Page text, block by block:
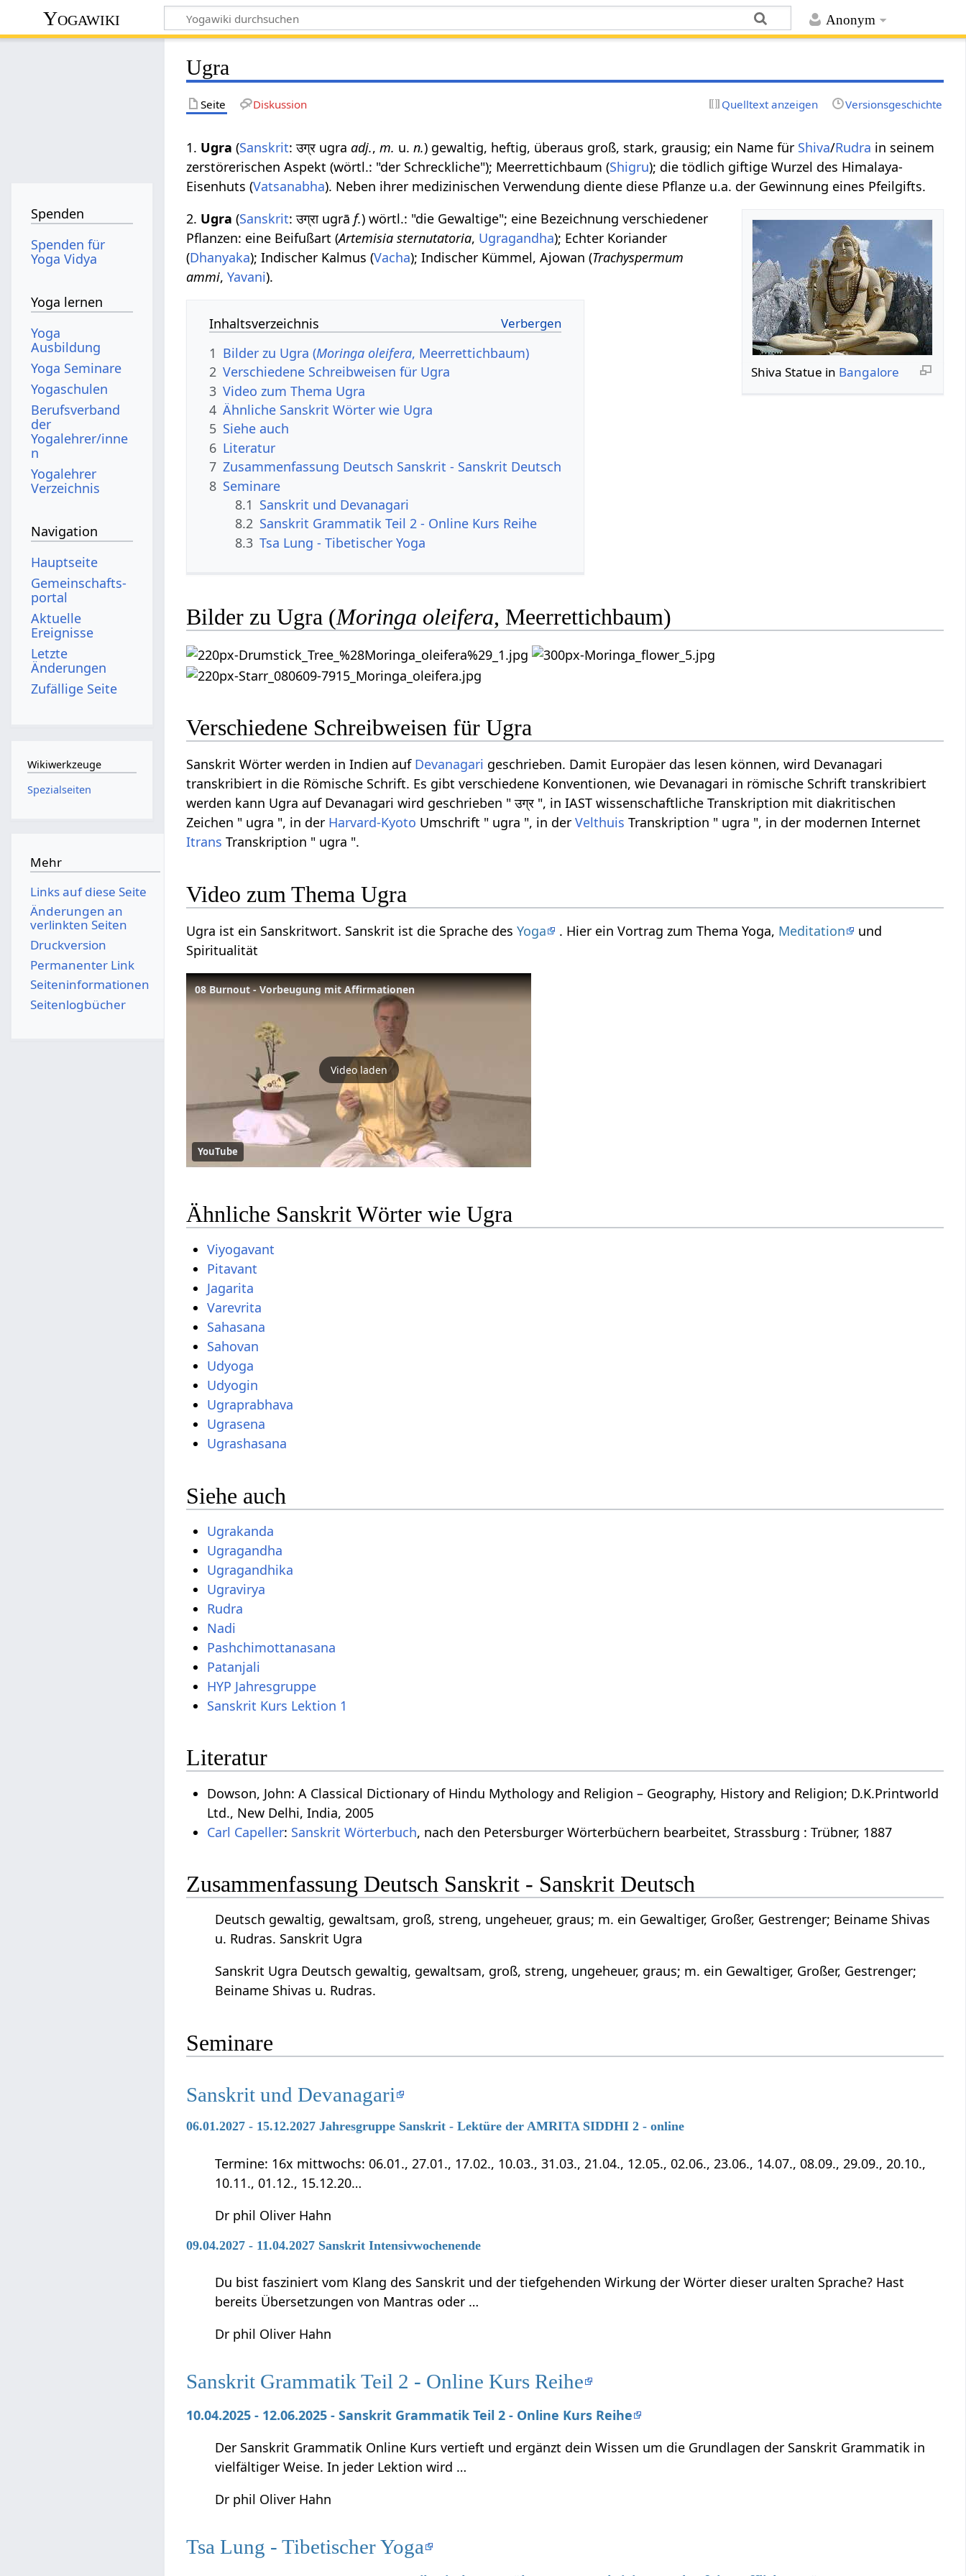
Anonym
Yogawiki
Ugra
Seite Diskussion Quelltext anzeigen Versionsgeschichte
1. Ugra (Sanskrit: उग्र ugraadj.,m. u.n.) gewaltig, heftig, überaus groß, stark, grausig; ein Name für Shiva/Rudra in seinem
zerstörerischen Aspekt (wörtl.: "der Schreckliche"); Meerrettichbaum (Shigru); die tödlich giftige Wurzel des Himalaya-
Eisenhuts (Vatsanabha). Neben ihrer medizinischen Verwendung diente diese Pflanze u.a. der Gewinnung eines Pfeilgifts.
Shiva Statue in Bangalore
2. Ugra (Sanskrit: उग्रा ugrā f.) wörtl.: "die Gewaltige"; eine Bezeichnung verschiedener
Pflanzen: eine Beifußart (Artemisia sternutatoria, Ugragandha); Echter Koriander
(Dhanyaka); Indischer Kalmus (Vacha); Indischer Kümmel, Ajowan (Trachyspermum
ammi,Yavani).
Inhaltsverzeichnis
1 Bilder zu Ugra (Moringa oleifera, Meerrettichbaum)
2 Verschiedene Schreibweisen für Ugra
3 Video zum Thema Ugra
4 Ähnliche Sanskrit Wörter wie Ugra
5 Siehe auch
6 Literatur
7 Zusammenfassung Deutsch Sanskrit - Sanskrit Deutsch
8 Seminare
8.1 Sanskrit und Devanagari
8.2 Sanskrit Grammatik Teil 2 - Online Kurs Reihe
8.3 Tsa Lung - Tibetischer Yoga
Bilder zu Ugra (Moringa oleifera, Meerrettichbaum)
Verschiedene Schreibweisen für Ugra
Sanskrit Wörter werden in Indien auf Devanagari geschrieben. Damit Europäer das lesen können, wird Devanagari
transkribiert in die Römische Schrift. Es gibt verschiedene Konventionen, wie Devanagari in römische Schrift transkribiert
werden kann Ugra auf Devanagari wird geschrieben " उग्र ", in IAST wissenschaftliche Transkription mit diakritischen
Zeichen " ugra ", in der Harvard-Kyoto Umschrift " ugra ", in derVelthuis Transkription " ugra ", in der modernen Internet
Itrans Transkription " ugra ".
Video zum Thema Ugra
Ugra ist ein Sanskritwort. Sanskrit ist die Sprache desYoga . Hier ein Vortrag zum Thema Yoga, Meditation
und
Spiritualität
08 Burnout - Vorbeugung mit Affirmationen
Video laden
YouTube
Ähnliche Sanskrit Wörter wie Ugra
Viyogavant
Pitavant
Jagarita
Varevrita
Sahasana
Sahovan
Udyoga
Udyogin
Ugraprabhava
Ugrasena
Ugrashasana
Siehe auch
Ugrakanda
Ugragandha
Ugragandhika
Ugravirya
Rudra
Nadi
Pashchimottanasana
Patanjali
HYP Jahresgruppe
Sanskrit Kurs Lektion 1
Literatur
Dowson, John: A Classical Dictionary of Hindu Mythology and Religion – Geography, History and Religion; D.K.Printworld
Ltd., New Delhi, India, 2005
Carl Capeller: Sanskrit Wörterbuch, nach den Petersburger Wörterbüchern bearbeitet, Strassburg : Trübner, 1887
Zusammenfassung Deutsch Sanskrit - Sanskrit Deutsch
Deutsch gewaltig, gewaltsam, groß, streng, ungeheuer, graus; m. ein Gewaltiger, Großer, Gestrenger; Beiname Shivas
u. Rudras. Sanskrit Ugra
Sanskrit Ugra Deutsch gewaltig, gewaltsam, groß, streng, ungeheuer, graus; m. ein Gewaltiger, Großer, Gestrenger;
Beiname Shivas u. Rudras.
Seminare
Sanskrit und Devanagari
06.01.2027 - 15.12.2027 Jahresgruppe Sanskrit - Lektüre der AMRITA SIDDHI 2 - online
Termine: 16x mittwochs: 06.01., 27.01., 17.02., 10.03., 31.03., 21.04., 12.05., 02.06., 23.06., 14.07., 08.09., 29.09., 20.10.,
10.11., 01.12., 15.12.20…
Dr phil Oliver Hahn
09.04.2027 - 11.04.2027 Sanskrit Intensivwochenende
Du bist fasziniert vom Klang des Sanskrit und der tiefgehenden Wirkung der Wörter dieser uralten Sprache? Hast
bereits Übersetzungen von Mantras oder …
Dr phil Oliver Hahn
Sanskrit Grammatik Teil 2 - Online Kurs Reihe
10.04.2025 - 12.06.2025 - Sanskrit Grammatik Teil 2 - Online Kurs Reihe
Der Sanskrit Grammatik Online Kurs vertieft und ergänzt dein Wissen um die Grundlagen der Sanskrit Grammatik in
vielfältiger Weise. In jeder Lektion wird …
Dr phil Oliver Hahn
Tsa Lung - Tibetischer Yoga
Spenden
Spenden für
Yoga Vidya
Yoga lernen
Yoga
Ausbildung
Yoga Seminare
Yogaschulen
Berufsverband
der
Yogalehrer/inne
n
Yogalehrer
Verzeichnis
Navigation
Hauptseite
Gemeinschafts­
portal
Aktuelle
Ereignisse
Letzte
Änderungen
Zufällige Seite
Wikiwerkzeuge
Spezialseiten
Mehr
Links auf diese Seite
Änderungen an
verlinkten Seiten
Druckversion
Permanenter Link
Seiten­­informationen
Seitenlogbücher